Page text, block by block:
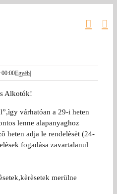
Egyéb
Alkotók!
várhatóan a 29-i heten
lenne alapanyaghoz
heten adja le rendelèsèt (24-
fogadàsa zavartalanul
merülne